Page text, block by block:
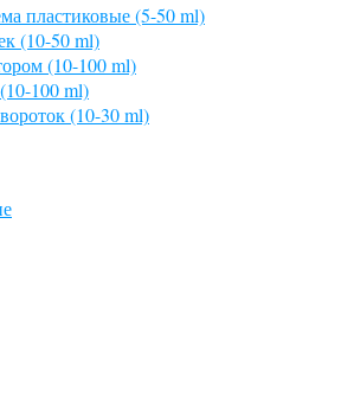
пластиковые (5-50 ml)
(10-50 ml)
(10-100 ml)
100 ml)
(10-30 ml)